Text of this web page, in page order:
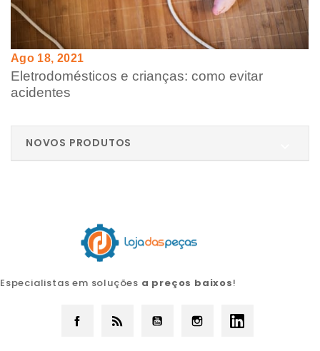
Ago 18, 2021
Eletrodomésticos e crianças: como evitar
acidentes
NOVOS PRODUTOS
Especialistas em soluções a preços baixos!
Facebook YouTube Instagram